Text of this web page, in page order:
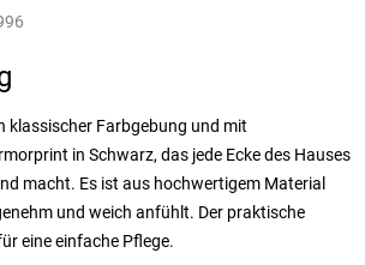
klassischer Farbgebung und mit
in Schwarz, das jede Ecke des Hauses
macht. Es ist aus hochwertigem Material
und weich anfühlt. Der praktische
eine einfache Pflege.